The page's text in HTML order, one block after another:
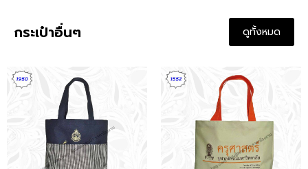
กระเป๋าอื่นๆ ดูทั้งหมด